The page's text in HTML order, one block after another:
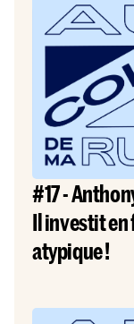
#17 -
Il investit
atypique !